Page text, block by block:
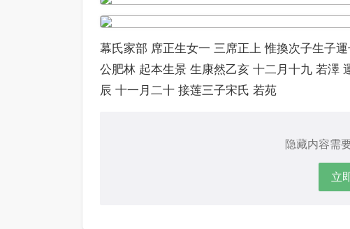
幕氏家部 席正生女一 三席正上 惟換次子生子
公肥林 起本生景 生康然乙亥 十二月十九 若澤
辰 十一月二十 接莲三子宋氏 若苑
隐藏内容需
立